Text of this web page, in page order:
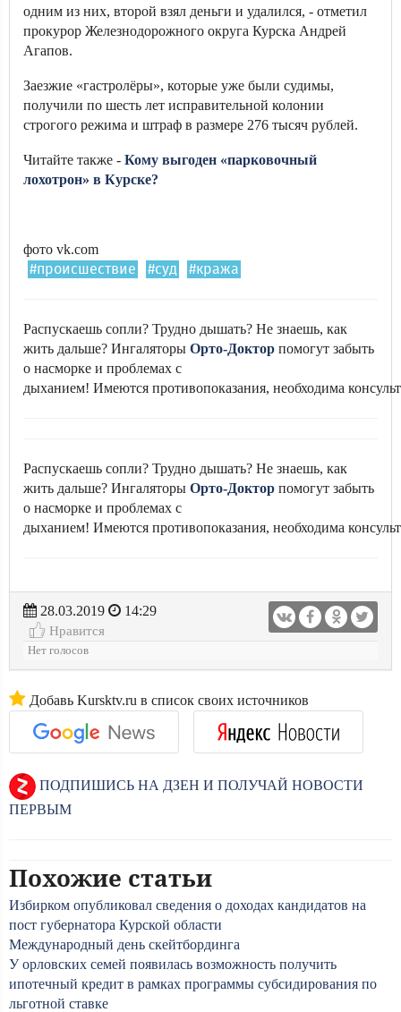
одним из них, второй взял деньги и удалился, - отметил
прокурор Железнодорожного округа Курска Андрей
Агапов.
Заезжие «гастролёры», которые уже были судимы,
получили по шесть лет исправительной колонии
строгого режима и штраф в размере 276 тысяч рублей.
Читайте также - Кому выгоден «парковочный
лохотрон» в Курске?
фото vk.com
#происшествие #суд #кража
Распускаешь сопли? Трудно дышать? Не знаешь, как
жить дальше? Ингаляторы Орто-Доктор помогут забыть
о насморке и проблемах с
дыханием! Имеются противопоказания, необходима
Распускаешь сопли? Трудно дышать? Не знаешь, как
жить дальше? Ингаляторы Орто-Доктор помогут забыть
о насморке и проблемах с
дыханием! Имеются противопоказания, необходима
28.03.2019
14:29
Нравится
Нет голосов
Добавь Kursktv.ru в список своих источников
ПОДПИШИСЬ НА ДЗЕН И ПОЛУЧАЙ НОВОСТИ
ПЕРВЫМ
Похожие статьи
Избирком опубликовал сведения о доходах кандидатов на
пост губернатора Курской области
Международный день скейтбординга
У орловских семей появилась возможность получить
ипотечный кредит в рамках программы субсидирования по
льготной ставке